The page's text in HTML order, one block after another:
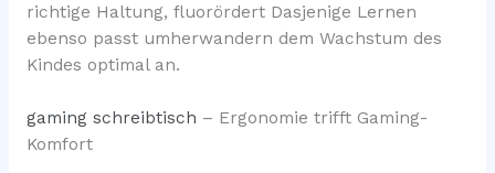
richtige Haltung, fluorördert Dasjenige Lernen
ebenso passt umherwandern dem Wachstum des
Kindes optimal an.
gaming schreibtisch – Ergonomie trifft Gaming-
Komfort